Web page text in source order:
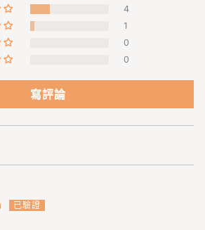
4
1
0
0
寫評論